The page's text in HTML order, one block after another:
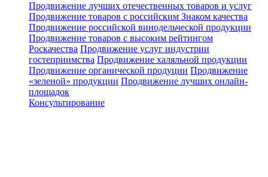
Продвижение лучших отечественных товаров и услуг
Продвижение товаров с российским Знаком качества
Продвижение российской винодельческой продукции
Продвижение товаров с высоким рейтингом
Роскачества Продвижение услуг индустрии
гостеприимства Продвижение халяльной продукции
Продвижение органической продуции Продвижение
«зеленой» продукции Продвижение лучших онлайн-
площадок
Консультирование